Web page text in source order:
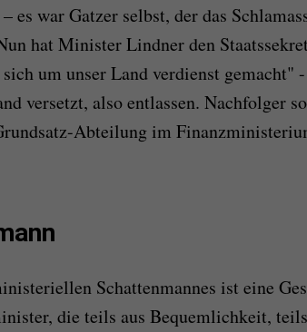
es war Gatzer selbst, der das
hat Minister Lindner den
um unser Land verdienst gemacht"
versetzt, also entlassen. Nachfolger
Abteilung im
Schattenmannes ist eine
die teils aus Bequemlichkeit,